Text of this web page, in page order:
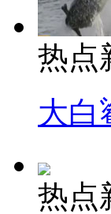
热点
大白
热点